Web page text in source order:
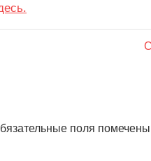
поля